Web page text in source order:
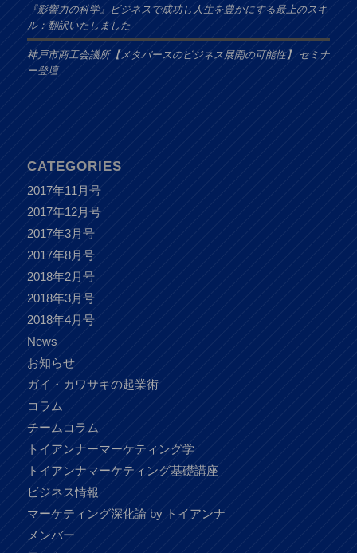
『影響力の科学』ビジネスで成功し人生を豊かにする最上のスキ
ル：翻訳いたしました
神戸市商工会議所【メタバースのビジネス展開の可能性】 セミナ
ー登壇
CATEGORIES
2017年11月号
2017年12月号
2017年3月号
2017年8月号
2018年2月号
2018年3月号
2018年4月号
News
お知らせ
ガイ・カワサキの起業術
コラム
チームコラム
トイアンナーマーケティング学
トイアンナマーケティング基礎講座
ビジネス情報
マーケティング深化論 by トイアンナ
メンバー